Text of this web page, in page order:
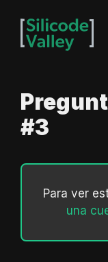
contenido
#3
Para ver
una